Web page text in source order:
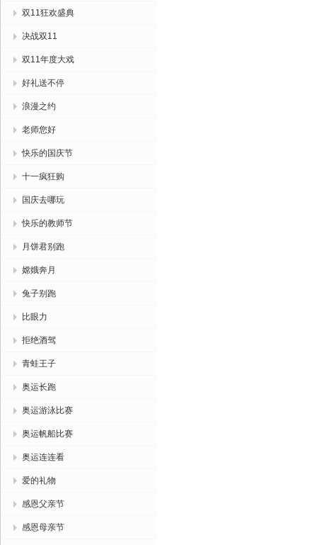
双11狂欢盛典
决战双11
双11年度大戏
好礼送不停
浪漫之约
老师您好
快乐的国庆节
十一疯狂购
国庆去哪玩
快乐的教师节
月饼君别跑
嫦娥奔月
兔子别跑
比眼力
拒绝酒驾
青蛙王子
奥运长跑
奥运游泳比赛
奥运帆船比赛
奥运连连看
爱的礼物
感恩父亲节
感恩母亲节